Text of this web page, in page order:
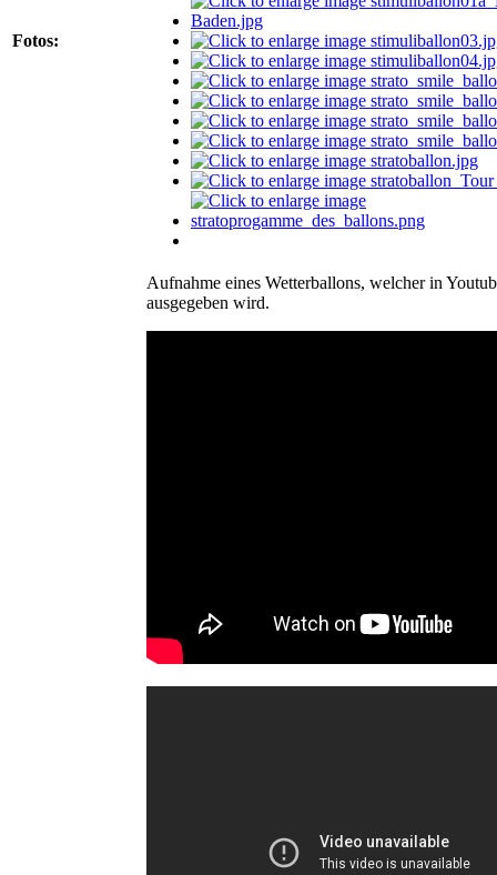
Fotos:
Aufnahme eines Wetterballons, welcher in
ausgegeben wird.